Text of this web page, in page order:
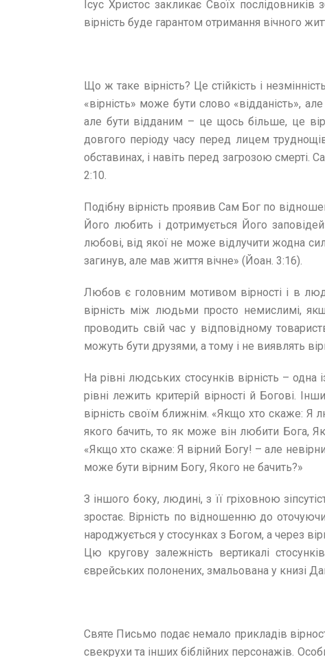
Ісус Христос закликає Своїх
вірність буде гарантом отримання вічного
Що ж таке вірність? Це стійкість і
«вірність» може бути слово «відданість»,
але бути відданим – це щось більше, це
довгого періоду часу перед лицем
обставинах, і навіть перед загрозою смерті.
2:10.
Подібну вірність проявив Сам Бог по
Його любить і дотримується Його
любові, від якої не може відлучити жодна
загинув, але мав життя вічне» (Йоан. 3:16).
Любов є головним мотивом вірності і в
вірність між людьми просто немислимі,
проводить свій час у відповідному
можуть бути друзями, а тому і не виявлять
На рівні людських стосунків вірність –
рівні лежить критерій вірності й Богові.
вірність своїм ближнім. «Якщо хто скаже:
якого бачить, то як може він любити Бога,
«Якщо хто скаже: Я вірний Богу! – але
може бути вірним Богу, Якого не бачить?»
З іншого боку, людині, з її гріховною
зростає. Вірність по відношенню до
народжується у стосунках з Богом, а через
Цю кругову залежність вертикалі
єврейських полонених, змальована у книзі
Святе Письмо подає немало прикладів
свекрухи та інших біблійних персонажів.